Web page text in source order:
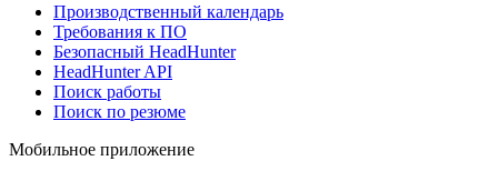
Производственный календарь
Требования к ПО
Безопасный HeadHunter
HeadHunter API
Поиск работы
Поиск по резюме
Мобильное приложение